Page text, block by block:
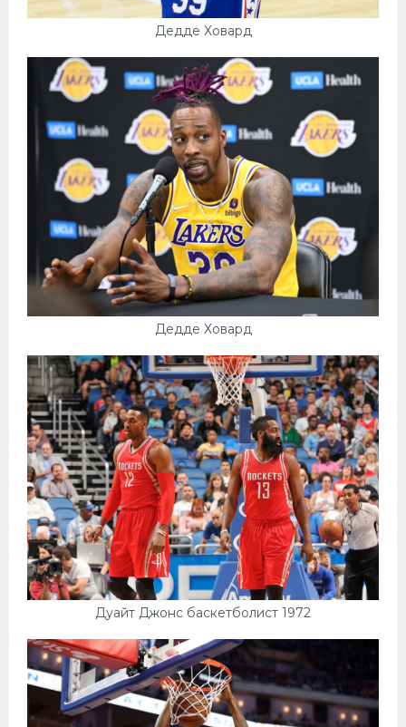
Дедде Ховард
Дедде Ховард
Дуайт Джонс баскетболист 1972